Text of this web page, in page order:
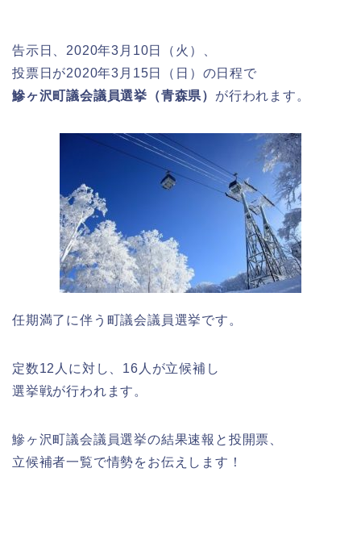
告示日、2020年3月10日（火）、
投票日が2020年3月15日（日）の日程で
鰺ヶ沢町議会議員選挙（青森県） が行われます。
任期満了に伴う町議会議員選挙です。
定数12人に対し、16人が立候補し
選挙戦が行われます。
鰺ヶ沢町議会議員選挙の結果速報と投開票、
立候補者一覧で情勢をお伝えします！